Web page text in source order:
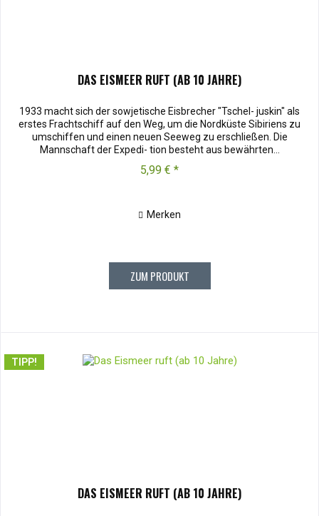
DAS EISMEER RUFT (AB 10 JAHRE)
1933 macht sich der sowjetische Eisbrecher "Tschel- juskin" als
erstes Frachtschiff auf den Weg, um die Nordküste Sibiriens zu
umschiffen und einen neuen Seeweg zu erschließen. Die
Mannschaft der Expedi- tion besteht aus bewährten...
5,99 € *
Merken
ZUM PRODUKT
TIPP!
DAS EISMEER RUFT (AB 10 JAHRE)